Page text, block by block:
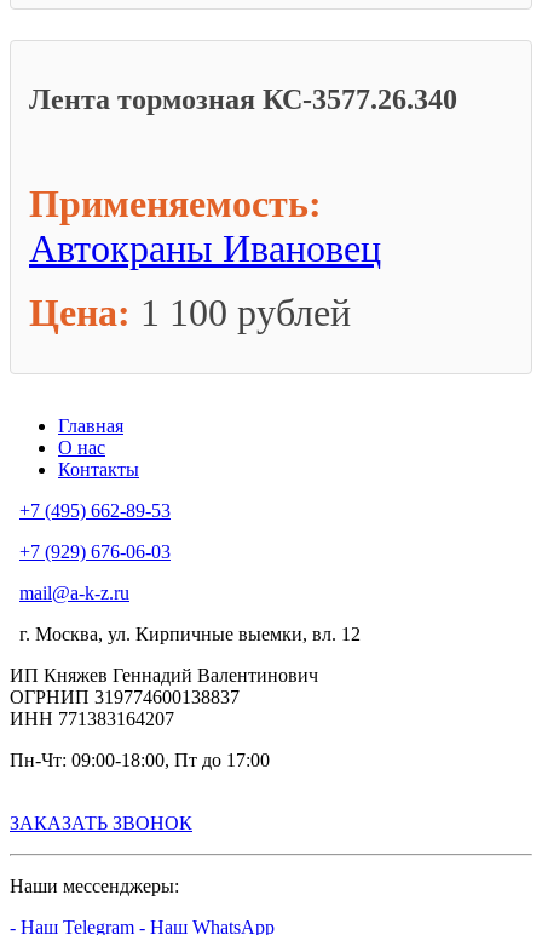
Лента тормозная КС-3577.26.340
Применяемость:
Автокраны Ивановец
Цена: 1 100 рублей
Главная
О нас
Контакты
+7 (495) 662-89-53
+7 (929) 676-06-03
mail@a-k-z.ru
г. Москва, ул. Кирпичные выемки, вл. 12
ИП Княжев Геннадий Валентинович
ОГРНИП 319774600138837
ИНН 771383164207
Пн-Чт: 09:00-18:00, Пт до 17:00
ЗАКАЗАТЬ ЗВОНОК
Наши мессенджеры:
- Наш Telegram - Наш WhatsApp